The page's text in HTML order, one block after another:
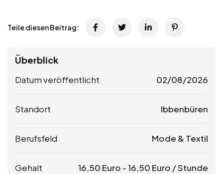
Teile diesen Beitrag:
Überblick
Datum veröffentlicht 02/08/2026
Standort Ibbenbüren
Berufsfeld Mode & Textil
Gehalt 16,50 Euro -16,50 Euro / Stunde